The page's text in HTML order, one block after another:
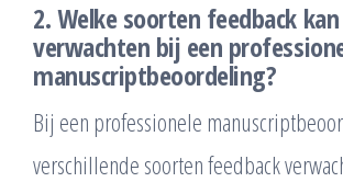
2. Welke soorten feedback
verwachten bij een
manuscriptbeoordeling?
Bij een professionele
verschillende soorten feedback